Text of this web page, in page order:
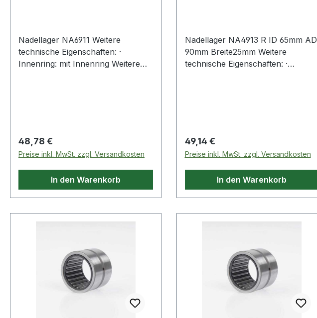
Nadellager NA6911 Weitere
technische Eigenschaften: ·
Innenring: mit Innenring Weitere
Regulärer Preis:
48,78 €
Preise inkl. MwSt. zzgl. Versandkosten
In den Warenkorb
Nadellager NA4913 R ID 65mm AD
90mm Breite25mm Weitere
technische Eigenschaften: ·
Regulärer Preis:
49,14 €
Preise inkl. MwSt. zzgl. Versandkosten
In den Warenkorb